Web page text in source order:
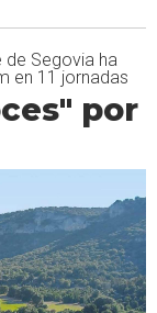
de Segovia ha
en 11 jornadas
por